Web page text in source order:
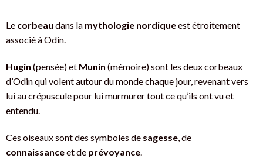
Le corbeau dans la mythologie nordiqueest étroitement
associé à Odin.
Hugin (pensée) et Munin (mémoire) sont les deux corbeaux
d’Odin qui volent autour du monde chaque jour, revenant vers
lui au crépuscule pour lui murmurer tout ce qu’ils ont vu et
entendu.
Ces oiseaux sont des symboles de sagesse, de
connaissanceet de prévoyance.